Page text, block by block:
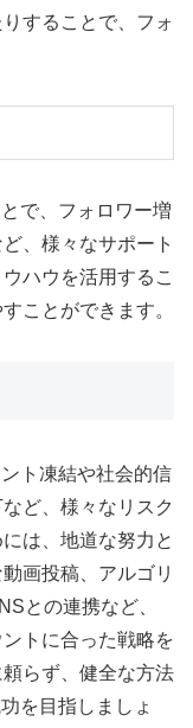
することで、フォ
で、フォロワー増
、様々なサポート
ハウを活用するこ
ことができます。
ト凍結や社会的信
ど、様々なリスク
は、地道な努力と
画投稿、アルゴリ
との連携など、
トに合った戦略を
らず、健全な方法
を目指しましょ